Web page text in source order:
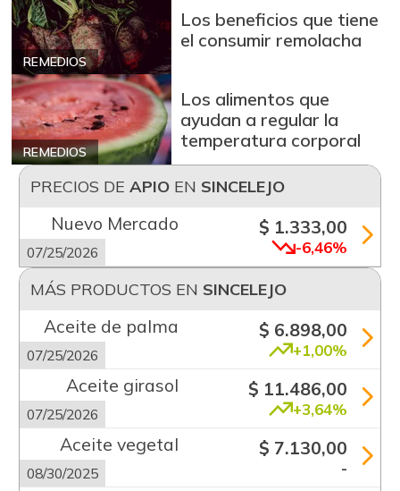
REMEDIOS
Los beneficios que tiene
el consumir remolacha
REMEDIOS
Los alimentos que
ayudan a regular la
temperatura corporal
PRECIOS DE APIOEN SINCELEJO
Nuevo Mercado
07/25/2026
$ 1.333,00
-6,46%
MÁS PRODUCTOS EN SINCELEJO
Aceite de palma
07/25/2026
$ 6.898,00
+1,00%
Aceite girasol
07/25/2026
$ 11.486,00
+3,64%
Aceite vegetal
08/30/2025
$ 7.130,00
-